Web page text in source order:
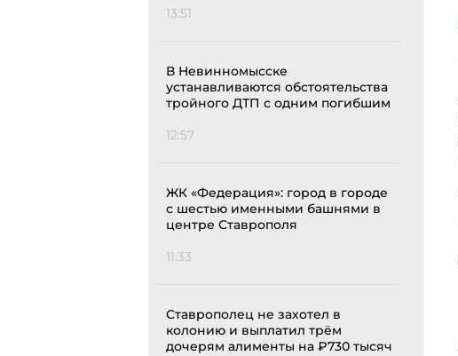
13:51
В Невинномысске
устанавливаются обстоятельства
тройного ДТП с одним погибшим
12:57
ЖК «Федерация»: город в городе
с шестью именными башнями в
центре Ставрополя
11:33
Ставрополец не захотел в
колонию и выплатил трём
дочерям алименты на ₽730 тысяч